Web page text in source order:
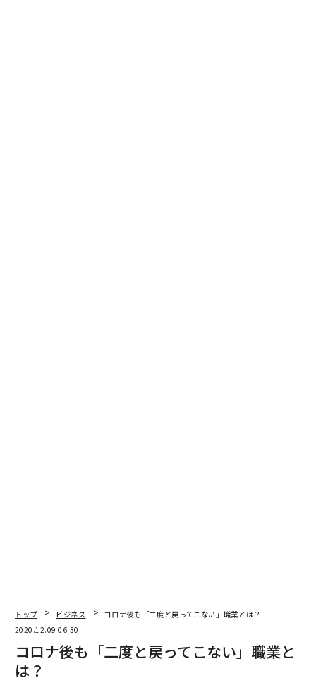
トップ ビジネス
コロナ後も「二度と戻ってこない」職業とは？
2020.12.09 06:30
コロナ後も「二度と戻ってこない」職業と
は？